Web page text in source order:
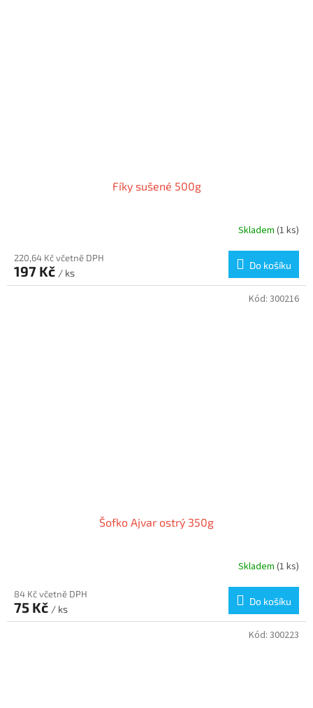
Fíky sušené 500g
Skladem (1 ks)
220,64 Kč včetně DPH
197 Kč / ks
Do košíku
Šofko Ajvar ostrý 350g
Skladem (1 ks)
84 Kč včetně DPH
75 Kč / ks
Do košíku
Kód: 300216
Kód: 300223